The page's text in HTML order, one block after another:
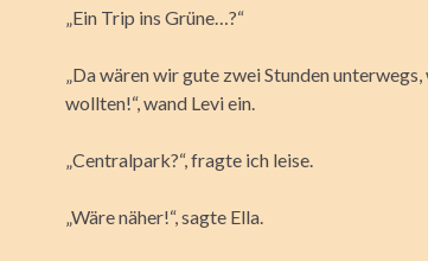
„Ein Trip ins Grüne…?“
„Da wären wir gute zwei Stunden
wollten!“, wand Levi ein.
„Centralpark?“, fragte ich leise.
„Wäre näher!“, sagte Ella.